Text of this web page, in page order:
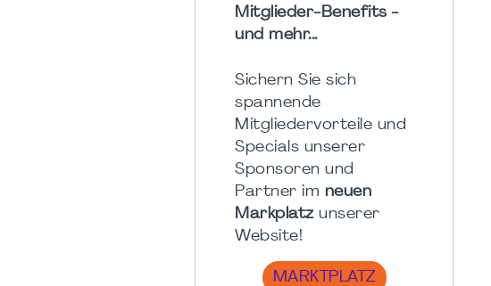
Mitglieder-Benefits -
und mehr...
Sichern Sie sich
spannende
Mitgliedervorteile und
Specials unserer
Sponsoren und
Partner im neuen
Markplatzunserer
Website!
MARKTPLATZ